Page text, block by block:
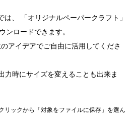
は、 「オリジナルペーパークラフト」
ンロードできます。
アイデアでご自由に活用してくださ
力時にサイズを変えることも出来ま
リックから「対象をファイルに保存」を選ん